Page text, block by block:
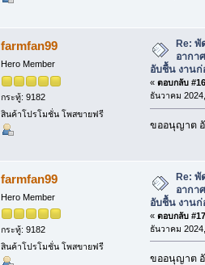
farmfan99
Hero Member
กระทู้: 9182
สินค้าโปรโมชั่น โพสขายฟรี
Re:
อากา
อับชื้น งานก่
« ตอบกลับ
ธันวาคม
ขออนุญาต
farmfan99
Hero Member
กระทู้: 9182
สินค้าโปรโมชั่น โพสขายฟรี
Re: พั
อากา
อับชื้น งานก่
« ตอบกลับ
ธันวาคม
ขออนุญาต